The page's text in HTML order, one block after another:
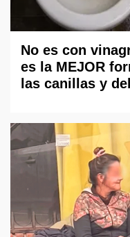
No es con
es la MEJOR
las canillas y